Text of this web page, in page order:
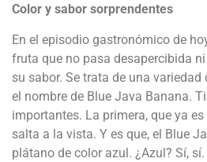
Color y sabor sorprendentes
En el episodio gastronómico de
fruta que no pasa desapercibida
su sabor. Se trata de una
el nombre de Blue Java Banana.
importantes. La primera, que ya
salta a la vista. Y es que, el Blue
plátano de color azul. ¿Azul? Sí,